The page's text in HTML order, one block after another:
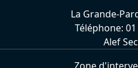
La Grande-
Téléphone:
Alef